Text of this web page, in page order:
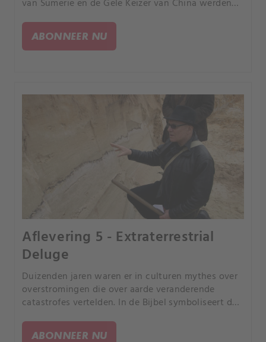
van Sumerië en de Gele Keizer van China werden
machtige hemelse wezens die ooit de aarde
bestierden.
ABONNEER NU
Aflevering 5 - Extraterrestrial
Deluge
Duizenden jaren waren er in culturen mythes over
overstromingen die over aarde veranderende
catastrofes vertelden. In de Bijbel symboliseert de
ABONNEER NU